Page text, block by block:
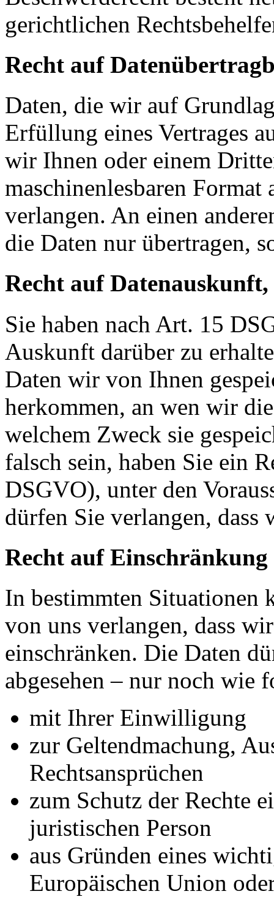
gerichtlichen
Recht auf
Daten, die wir auf
Erfüllung eines Vertrages
wir Ihnen oder einem
maschinenlesbaren Format
verlangen. An einen
die Daten nur übertragen,
Recht auf
Sie haben nach Art. 15
Auskunft darüber zu
Daten wir von Ihnen
herkommen, an wen wir
welchem Zweck sie
falsch sein, haben Sie ein
DSGVO), unter den
dürfen Sie verlangen, dass
Recht auf
In bestimmten Situationen
von uns verlangen, dass
einschränken. Die Daten
abgesehen – nur noch wie
mit Ihrer Einwilligung
zur Geltendmachung,
Rechtsansprüchen
zum Schutz der Rechte
juristischen Person
aus Gründen eines
Europäischen Union